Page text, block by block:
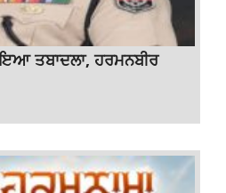
ਤਬਾਦਲਾ, ਹਰਮਨਬੀਰ